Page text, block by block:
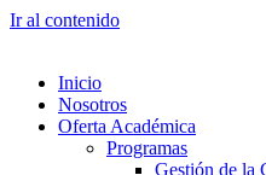
Ir al contenido
Inicio
Nosotros
Oferta Académica
Programas
Gestión de la